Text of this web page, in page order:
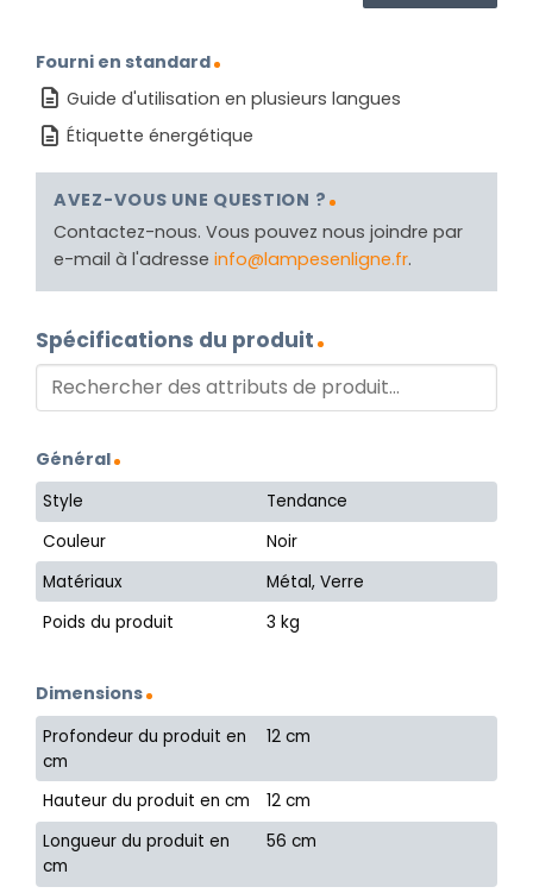
Fourni en standard
Guide d'utilisation en plusieurs langues
Étiquette énergétique
AVEZ-VOUS UNE QUESTION ?
Contactez-nous. Vous pouvez nous joindre par
e-mail à l'adresse info@lampesenligne.fr.
Spécifications du produit
Général
Style
Tendance
Couleur
Noir
Matériaux
Métal, Verre
Poids du produit
3 kg
Dimensions
Profondeur du produit en
cm
12 cm
Hauteur du produit en cm
12 cm
Longueur du produit en
cm
56 cm